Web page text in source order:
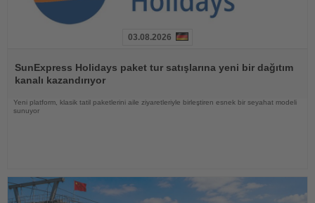
Oku
03.08.2026
SunExpress Holidays paket tur satışlarına yeni bir dağıtım
kanalı kazandırıyor
Yeni platform, klasik tatil paketlerini aile ziyaretleriyle birleştiren esnek bir seyahat modeli
sunuyor